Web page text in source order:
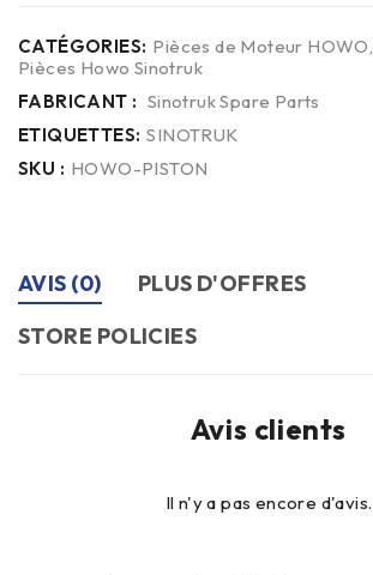
CATÉGORIES: Pièces de Moteur HOWO,
Pièces Howo Sinotruk
FABRICANT : Sinotruk Spare Parts
ETIQUETTES: SINOTRUK
SKU : HOWO-PISTON
AVIS (0)
PLUS D'OFFRES
STORE POLICIES
Avis clients
Il n'y a pas encore d'avis.